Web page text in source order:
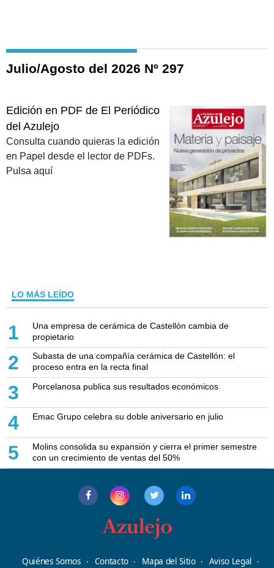
Julio/Agosto del 2026 Nº 297
Edición en PDF de El Periódico
del Azulejo
Consulta cuando quieras la edición
en Papel desde el lector de PDFs.
Pulsa aquí
LO MÁS LEÍDO
1
Una empresa de cerámica de Castellón cambia de
propietario
2
Subasta de una compañía cerámica de Castellón: el
proceso entra en la recta final
3 Porcelanosa publica sus resultados económicos
4 Emac Grupo celebra su doble aniversario en julio
5
Molins consolida su expansión y cierra el primer semestre
con un crecimiento de ventas del 50%
Quiénes Somos Contacto Mapa del Sitio
Aviso Legal